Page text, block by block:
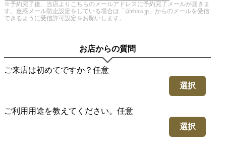
※予約完了後、当店よりこちらのメールアドレスに予約完了メールが届きま
す。迷惑メール防止設定をしている場合は「@ebica.jp」からのメールを受信
できるように受信許可設定をお願いします。
お店からの質問
ご来店は初めてですか？ 任意
選択
ご利用用途を教えてください。 任意
選択